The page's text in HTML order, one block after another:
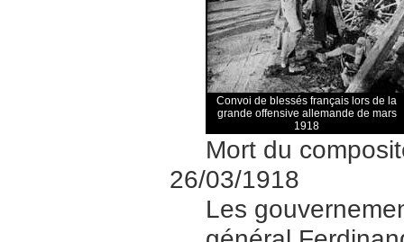
Convoi de blessés français lors de la
grande offensive allemande de mars
1918
Mort du
26/03/1918
Les